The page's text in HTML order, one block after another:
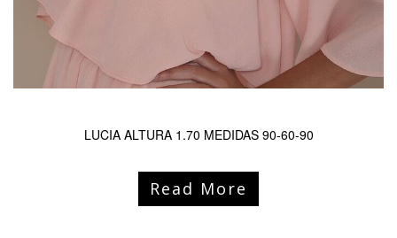
LUCIA ALTURA 1.70 MEDIDAS 90-60-90
Read More